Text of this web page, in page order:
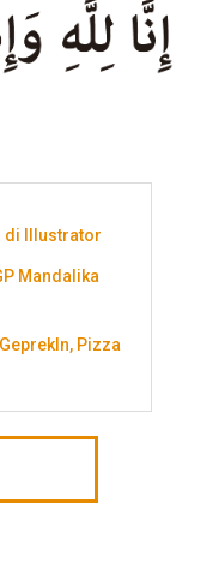
di Illustrator
Mandalika
Pizza